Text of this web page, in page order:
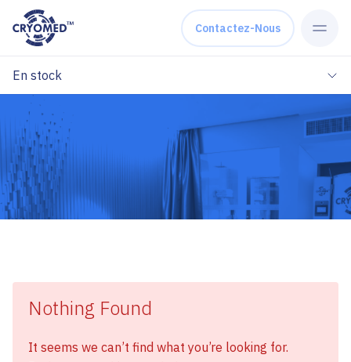
Skip to content
Contactez-Nous
En stock
Nothing Found
It seems we can’t find what you’re looking for.